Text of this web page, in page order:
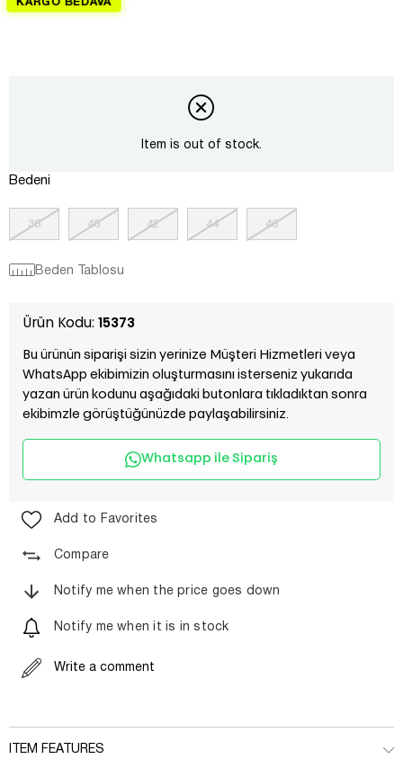
KARGO BEDAVA
Item is out of stock.
Bedeni
38 40 42 44 46
Beden Tablosu
Ürün Kodu: 15373
Bu ürünün siparişi sizin yerinize Müşteri Hizmetleri veya
WhatsApp ekibimizin oluşturmasını isterseniz yukarıda
yazan ürün kodunu aşağıdaki butonlara tıkladıktan sonra
ekibimzle görüştüğünüzde paylaşabilirsiniz.
Whatsapp ile Sipariş
Add to Favorites
Compare
Notify me when the price goes down
Notify me when it is in stock
Write a comment
ITEM FEATURES